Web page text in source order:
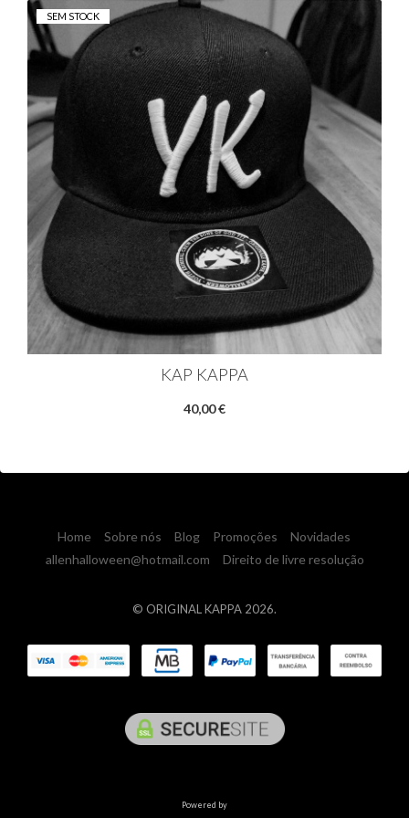
SEM STOCK
KAP KAPPA
40,00 €
Home Sobre nós Blog Promoções
Novidades
allenhalloween@hotmail.com
Direito de livre resolução
© ORIGINAL KAPPA 2026.
Powered by